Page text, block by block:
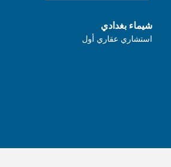
شيماء بغدادي
استشاري عقاري أول